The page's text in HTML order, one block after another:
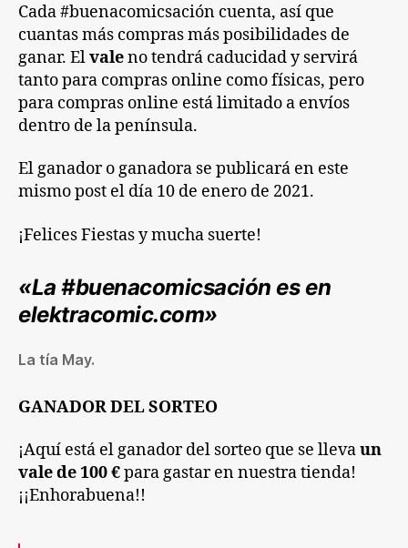
Cada #buenacomicsación cuenta, así que
cuantas más compras más posibilidades de
ganar. Elvaleno tendrá caducidad y servirá
tanto para compras online como físicas, pero
para compras online está limitado a envíos
dentro de la península.
El ganador o ganadora se publicará en este
mismo post el día 10 de enero de 2021.
¡Felices Fiestas y mucha suerte!
«La #buenacomicsación es en
elektracomic.com»
La tía May.
GANADOR DEL SORTEO
¡Aquí está el ganador del sorteo que se llevaun
vale de 100 €para gastar en nuestra tienda!
¡¡Enhorabuena!!